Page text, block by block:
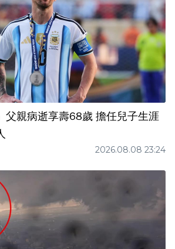
父親病逝享壽68歲 擔任兒子生涯
2026.08.08 23:24